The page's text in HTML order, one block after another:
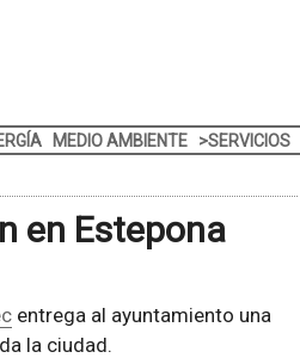
MEDIO AMBIENTE >SERVICIOS
en Estepona
entrega al ayuntamiento una
la ciudad.